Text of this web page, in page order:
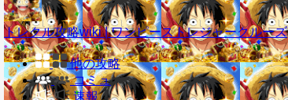
トレクル攻略wiki | ワンピーストレジャークルーズ
他の攻略
コミュ
速報